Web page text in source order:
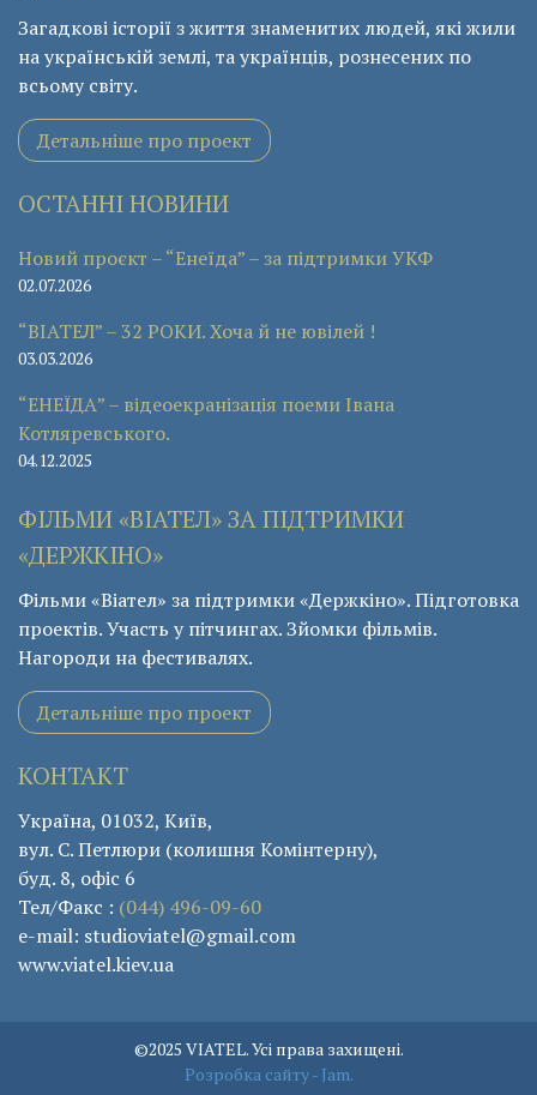
Загадкові історії з життя знаменитих людей, які жили
на українській землі, та українців, рознесених по
всьому світу.
Детальніше про проект
ОСТАННІ НОВИНИ
Новий проєкт – “Енеїда” – за підтримки УКФ
02.07.2026
“ВІАТЕЛ” – 32 РОКИ. Хоча й не ювілей !
03.03.2026
“ЕНЕЇДА” – відеоекранізація поеми Івана
Котляревського.
04.12.2025
ФІЛЬМИ «ВІАТЕЛ» ЗА ПІДТРИМКИ
«ДЕРЖКІНО»
Фільми «Віател» за підтримки «Держкіно». Підготовка
проектів. Участь у пітчингах. Зйомки фільмів.
Нагороди на фестивалях.
Детальніше про проект
КОНТАКТ
Україна, 01032, Київ,
вул. С. Петлюри (колишня Комінтерну),
буд. 8, офіс 6
Тел/Факс : (044) 496-09-60
e-mail: studioviatel@gmail.com
www.viatel.kiev.ua
©2025 VIATEL. Усі права захищені.
Розробка сайту - Jam.